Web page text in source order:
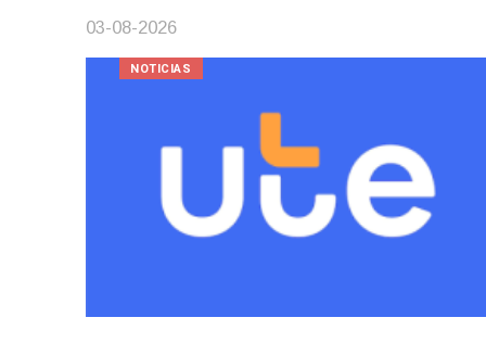
03-08-2026
NOTICIAS